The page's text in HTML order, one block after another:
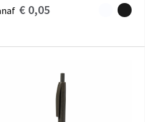
€ 0,05